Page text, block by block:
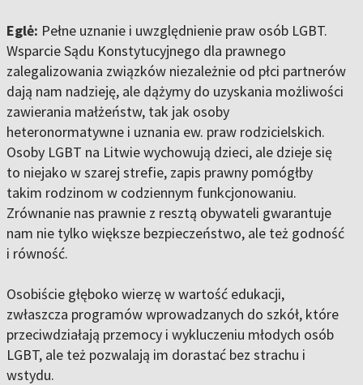
Eglė: Pełne uznanie i uwzględnienie praw osób LGBT.
Wsparcie Sądu Konstytucyjnego dla prawnego
zalegalizowania związków niezależnie od płci partnerów
dają nam nadzieję, ale dążymy do uzyskania możliwości
zawierania małżeństw, tak jak osoby
heteronormatywne i uznania ew. praw rodzicielskich.
Osoby LGBT na Litwie wychowują dzieci, ale dzieje się
to niejako w szarej strefie, zapis prawny pomógłby
takim rodzinom w codziennym funkcjonowaniu.
Zrównanie nas prawnie z resztą obywateli gwarantuje
nam nie tylko większe bezpieczeństwo, ale też godność
i równość.
Osobiście głęboko wierzę w wartość edukacji,
zwłaszcza programów wprowadzanych do szkół, które
przeciwdziałają przemocy i wykluczeniu młodych osób
LGBT, ale też pozwalają im dorastać bez strachu i
wstydu.